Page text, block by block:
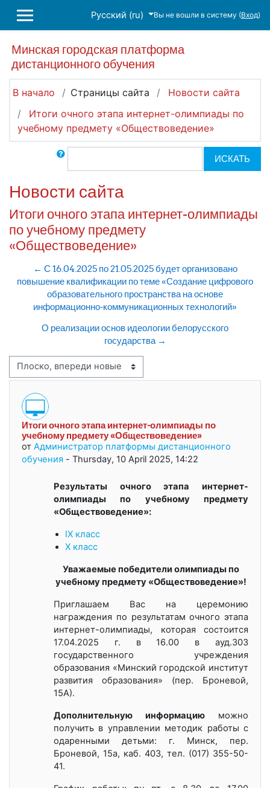
БОКОВАЯ ПАНЕЛЬ
Русский ‎(ru)‎ Вы не вошли в систему (Вход)
Минская городская платформа
дистанционного обучения
В начало Страницы сайта
Новости сайта
Итоги очного этапа интернет-олимпиады по
учебному предмету «Обществоведение»
Поиск по форумам ИСКАТЬ
Новости сайта
Итоги очного этапа интернет-олимпиады
по учебному предмету
«Обществоведение»
← С 16.04.2025 по 21.05.2025 будет организовано
повышение квалификации по теме «Создание цифрового
образовательного пространства на основе
информационно-коммуникационных технологий»
О реализации основ идеологии белорусского
государства →
Режим отображения
Итоги очного этапа интернет-олимпиады по
учебному предмету «Обществоведение»
от Администратор платформы дистанционного
обучения - Thursday, 10 April 2025, 14:22
Количество ответов: 0
Результаты очного этапа интернет-
олимпиады по учебному предмету
«Обществоведение»:
IX класс
X класс
Уважаемые победители олимпиады по
учебному предмету «Обществоведение»!
Приглашаем Вас на церемонию
награждения по результатам очного этапа
интернет-олимпиады, которая состоится
17.04.2025 г. в 16.00 в ауд.303
государственного учреждения
образования «Минский городской институт
развития образования» (пер. Броневой,
15А).
Дополнительную информацию можно
получить в управлении методик работы с
одаренными детьми: г. Минск, пер.
Броневой, 15а, каб. 403, тел. (017) 355-50-
41.